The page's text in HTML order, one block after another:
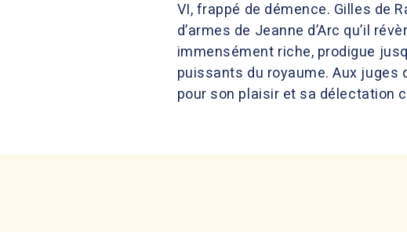
VI, frappé de démence. Gilles de
d’armes de Jeanne d’Arc qu’il
immensément riche, prodigue
puissants du royaume. Aux juges
pour son plaisir et sa délectation